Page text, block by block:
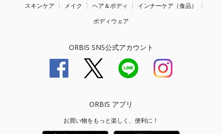
スキンケア メイク ヘア＆ボディ
インナーケア（食品）
ボディウェア
ORBIS SNS公式アカウント
ORBIS アプリ
お買い物をもっと楽しく、便利に！